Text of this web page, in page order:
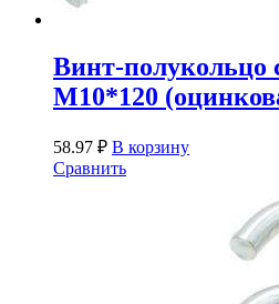
Винт-полукольцо
М10*120
58.97 ₽ В корзину
Сравнить